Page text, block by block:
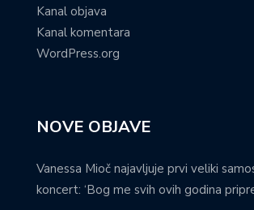
Kanal objava
Kanal komentara
WordPress.org
NOVE OBJAVE
Vanessa Mioč najavljuje prvi veliki
koncert: ‘Bog me svih ovih godina